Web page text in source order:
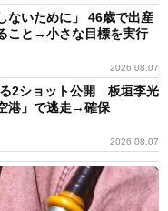
ないために」 46歳で出産
こと→小さな目標を実行
2026.08.07
2ショット公開 板垣李光
港」で逃走→確保
2026.08.07